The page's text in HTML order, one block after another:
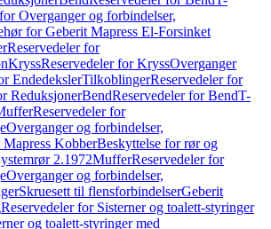
Overganger og forbindelser,
for Geberit Mapress El-Forsinket
Reservedeler for
KryssReservedeler for KryssOverganger
EndedekslerTilkoblingerReservedeler for
ReduksjonerBendReservedeler for BendT-
Reservedeler for
Overganger og forbindelser,
KobberBeskyttelse for rør og
2.1972MufferReservedeler for
Overganger og forbindelser,
Skruesett til flensforbindelserGeberit
Reservedeler for Sisterner og toalett-styringer
og toalett-styringer med